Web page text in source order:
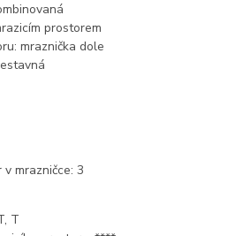
prostorem
mraznička dole
mrazničce: 3
T